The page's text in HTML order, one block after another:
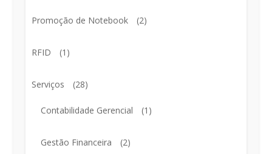
Promoção de Notebook (2)
RFID (1)
Serviços (28)
Contabilidade Gerencial (1)
Gestão Financeira (2)